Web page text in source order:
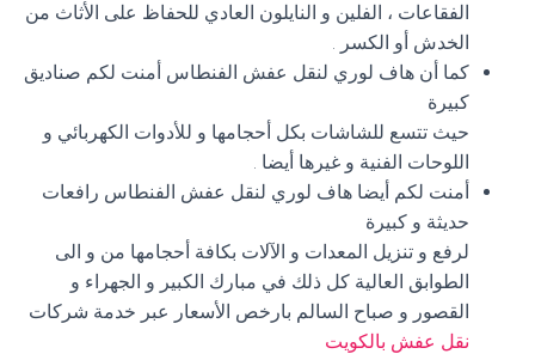
الفقاعات ، الفلين و النايلون العادي للحفاظ على الأثاث من
الخدش أو الكسر .
كما أن هاف لوري لنقل عفش الفنطاس أمنت لكم صناديق
كبيرة
حيث تتسع للشاشات بكل أحجامها و للأدوات الكهربائي و
اللوحات الفنية و غيرها أيضا .
أمنت لكم أيضا هاف لوري لنقل عفش الفنطاس رافعات
حديثة و كبيرة
لرفع و تنزيل المعدات و الآلات بكافة أحجامها من و الى
الطوابق العالية كل ذلك في مبارك الكبير و الجهراء و
القصور و صباح السالم بارخص الأسعار عبر خدمة شركات
نقل عفش بالكويت